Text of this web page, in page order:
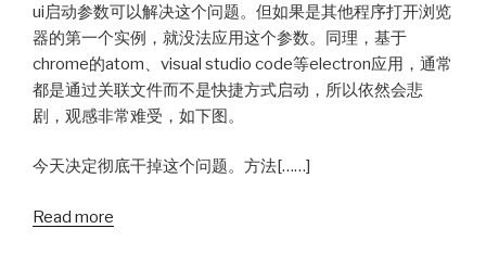
ui启动参数可以解决这个问题。但如果是其他程序打开浏览
器的第一个实例，就没法应用这个参数。同理，基于
chrome的atom、visual studio code等electron应用，通常
都是通过关联文件而不是快捷方式启动，所以依然会悲
剧，观感非常难受，如下图。
今天决定彻底干掉这个问题。方法[……]
Read more